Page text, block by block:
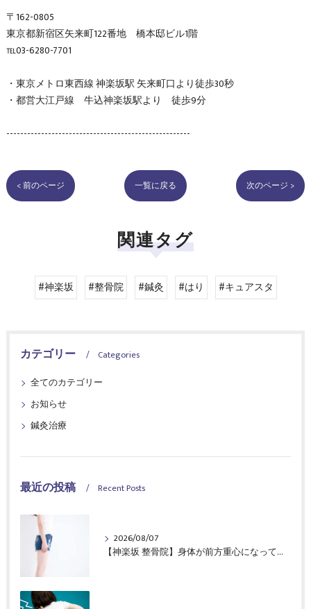
〒162-0805
東京都新宿区矢来町122番地 橋本邸ビル1階
℡03-6280-7701
・東京メトロ東西線 神楽坂駅 矢来町口より徒歩30秒
・都営大江戸線 牛込神楽坂駅より 徒歩9分
-----------------------------------------------------
< 前のページ 一覧に戻る 次のページ >
関連タグ
#神楽坂 #整骨院 #鍼灸 #はり #キュアスタ
カテゴリー
Categories
全てのカテゴリー
お知らせ
鍼灸治療
最近の投稿 Recent Posts
2026/08/07
【神楽坂 整骨院】身体が前方重心になってませんか？｜CureSta鍼灸整骨院